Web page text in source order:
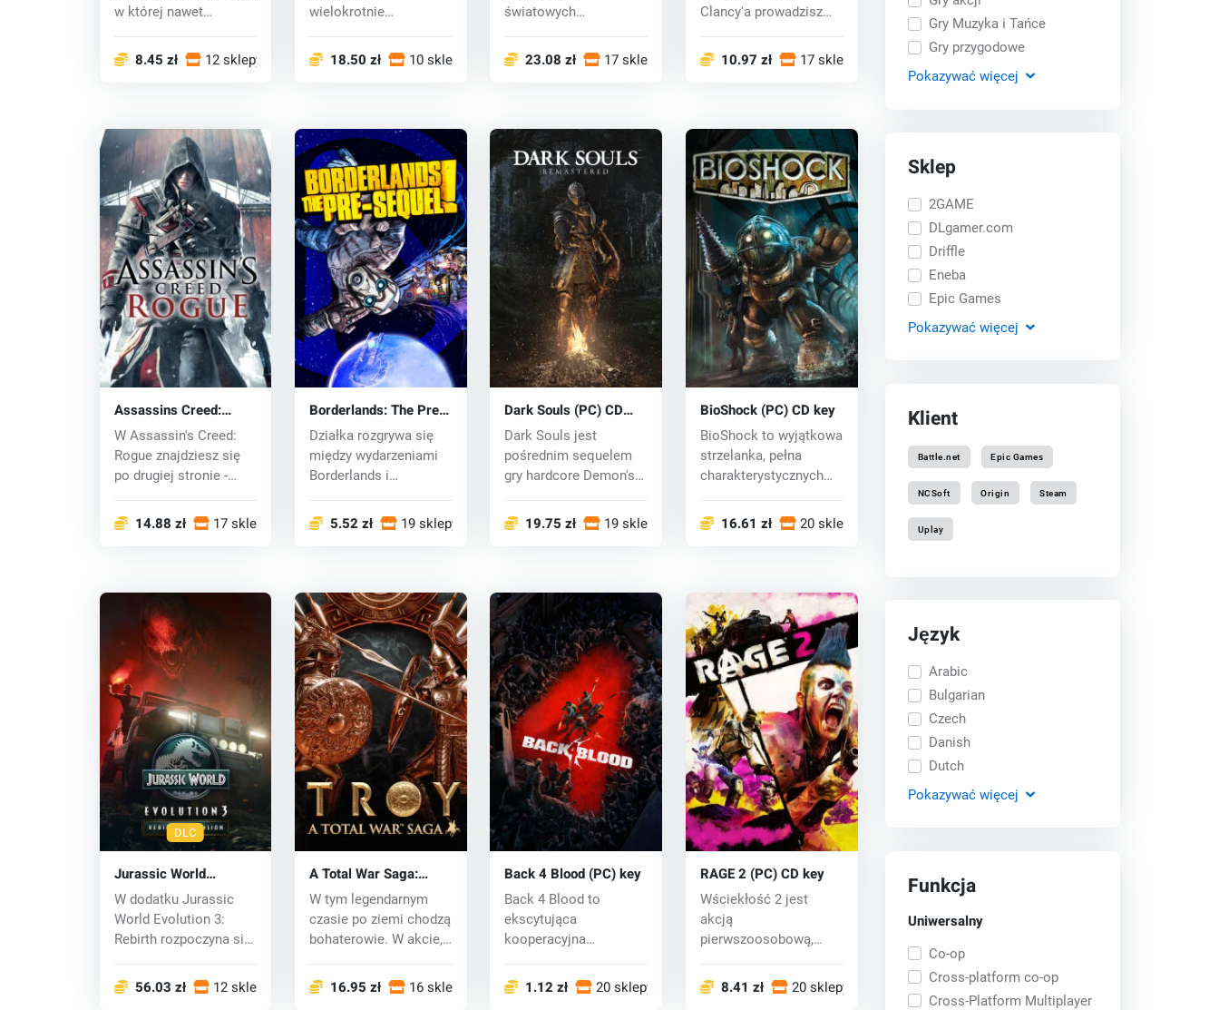
w której nawet
8.45 zł 12 sklepy
wielokrotnie
Clancy The D...
18.50 zł 10 sklepy
światowych
zabijania, w których...
23.08 zł 17 sklepy
Clancy'a prowadzisz
10.97 zł 17 sklepy
Assassins Creed:
Rogue (PC) CD key
W Assassin's Creed:
Rogue znajdziesz się
po drugiej stronie -
14.88 zł 17 sklepy
Borderlands: The Pre
Sequel (PC) CD key
Działka rozgrywa się
między wydarzeniami
Borderlands i
5.52 zł 19 sklepy
Dark Souls (PC) CD
key
Dark Souls jest
pośrednim sequelem
gry hardcore Demon's
19.75 zł 19 sklepy
BioShock (PC) CD key
BioShock to wyjątkowa
strzelanka, pełna
charakterystycznych
16.61 zł 20 sklepy
DLC
Jurassic World
Evolution 3: Rebirth
Expansion (PC) key
W dodatku Jurassic
World Evolution 3:
Rebirth rozpoczyna się
56.03 zł 12 sklepy
A Total War Saga:
TROY (PC) key
W tym legendarnym
czasie po ziemi chodzą
bohaterowie. W akcie,
16.95 zł 16 sklepy
Back 4 Blood (PC) key
Back 4 Blood to
ekscytująca
kooperacyjna
w centrum w...
1.12 zł 20 sklepy
RAGE 2 (PC) CD key
Wściekłość 2 jest
akcją
pierwszoosobową,
eksplozje, p...
8.41 zł 20 sklepy
Gry Muzyka i Tańce
Gry przygodowe
Pokazywać więcej
Sklep
2GAME
DLgamer.com
Driffle
Eneba
Epic Games
Pokazywać więcej
Klient
Battle.net Epic Games
NCSoft Origin Steam
Uplay
Język
Arabic
Bulgarian
Czech
Danish
Dutch
Pokazywać więcej
Funkcja
Uniwersalny
Co-op
Cross-platform co-op
Cross-Platform Multiplayer